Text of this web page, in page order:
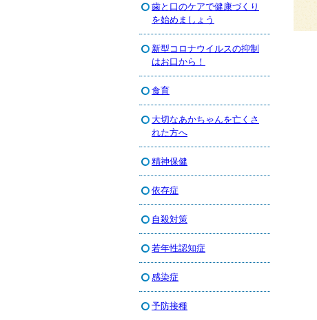
歯と口のケアで健康づくり
を始めましょう
新型コロナウイルスの抑制
はお口から！
食育
大切なあかちゃんを亡くさ
れた方へ
精神保健
依存症
自殺対策
若年性認知症
感染症
予防接種